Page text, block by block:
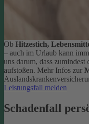
Ob Hitzestich,
– auch im Urlaub kann
uns darum, dass
aufstoßen. Mehr Infos zur
Leistungsfall melden
Schadenfall